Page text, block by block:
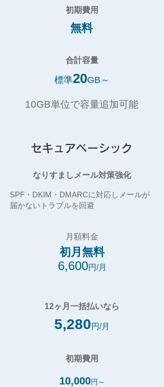
初期費用
無料
合計容量
標準20GB～
10GB単位で容量追加可能
セキュアベーシック
なりすましメール対策強化
SPF・DKIM・DMARCに対応しメールが
届かないトラブルを回避
12ヶ月一括払いなら
5,280円/月
月額料金
6,600円/月
​初月無料
初期費用
10,000円～